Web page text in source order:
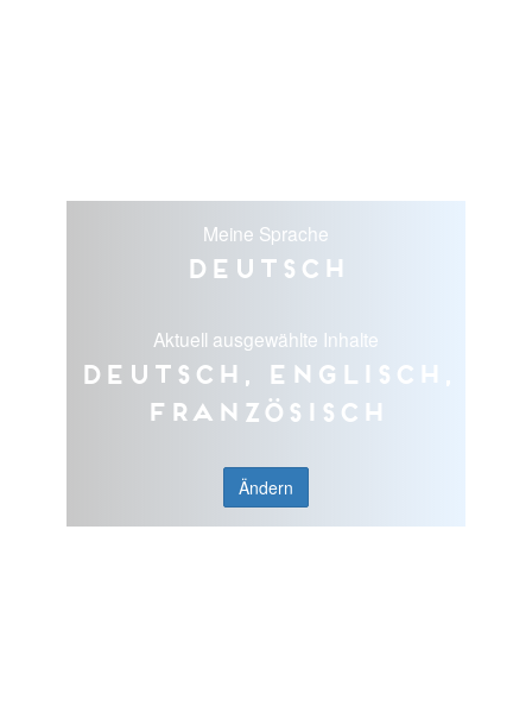
Meine Sprache
Deutsch
Aktuell ausgewählte Inhalte
Deutsch, Englisch,
Französisch
Ändern